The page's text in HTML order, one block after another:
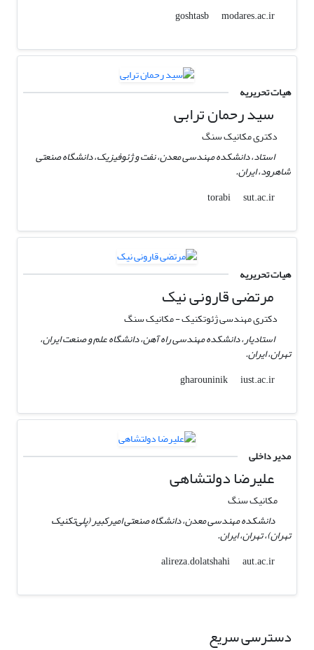
goshtasb
modares.ac.ir
هیات تحریریه
سید رحمان ترابی
دکتری مکانیک سنگ
استاد، دانشکده مهندسی معدن، نفت و ژئوفیزیک، دانشگاه صنعتی
شاهرود، ایران.
torabi
sut.ac.ir
هیات تحریریه
مرتضی قارونی نیک
دکتری مهندسی ژئوتکنیک - مکانیک سنگ
استادیار، دانشکده مهندسی راه آهن، دانشگاه علم و صنعت ایران،
تهران، ایران.
gharouninik
iust.ac.ir
مدیر داخلی
علیرضا دولتشاهی
مکانیک سنگ
دانشکده مهندسی معدن، دانشگاه صنعتی امیرکبیر (پلی‌تکنیک
تهران)، تهران، ایران.
alireza.dolatshahi
aut.ac.ir
دسترسی سریع